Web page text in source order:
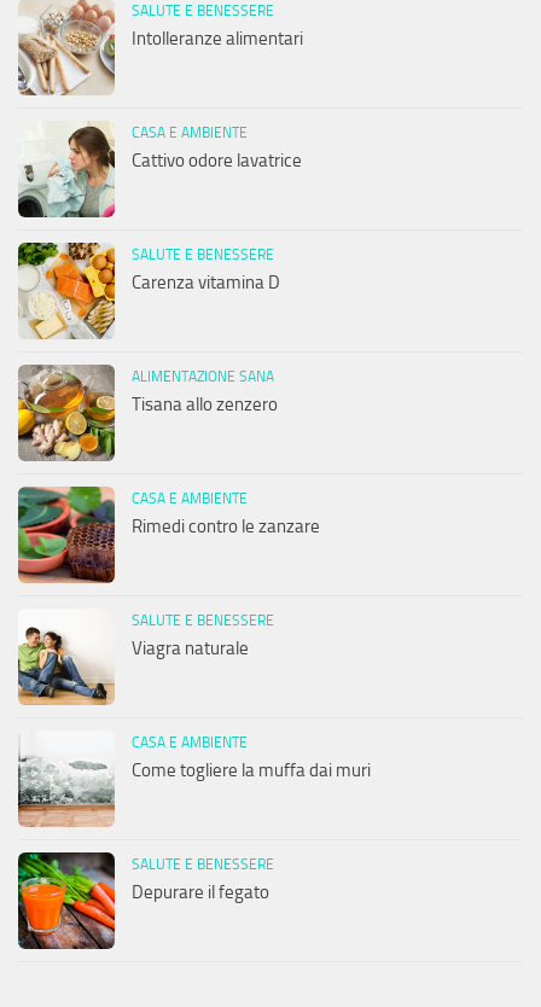
SALUTE E BENESSERE
Intolleranze alimentari
CASA E AMBIENTE
Cattivo odore lavatrice
SALUTE E BENESSERE
Carenza vitamina D
ALIMENTAZIONE SANA
Tisana allo zenzero
CASA E AMBIENTE
Rimedi contro le zanzare
SALUTE E BENESSERE
Viagra naturale
CASA E AMBIENTE
Come togliere la muffa dai muri
SALUTE E BENESSERE
Depurare il fegato